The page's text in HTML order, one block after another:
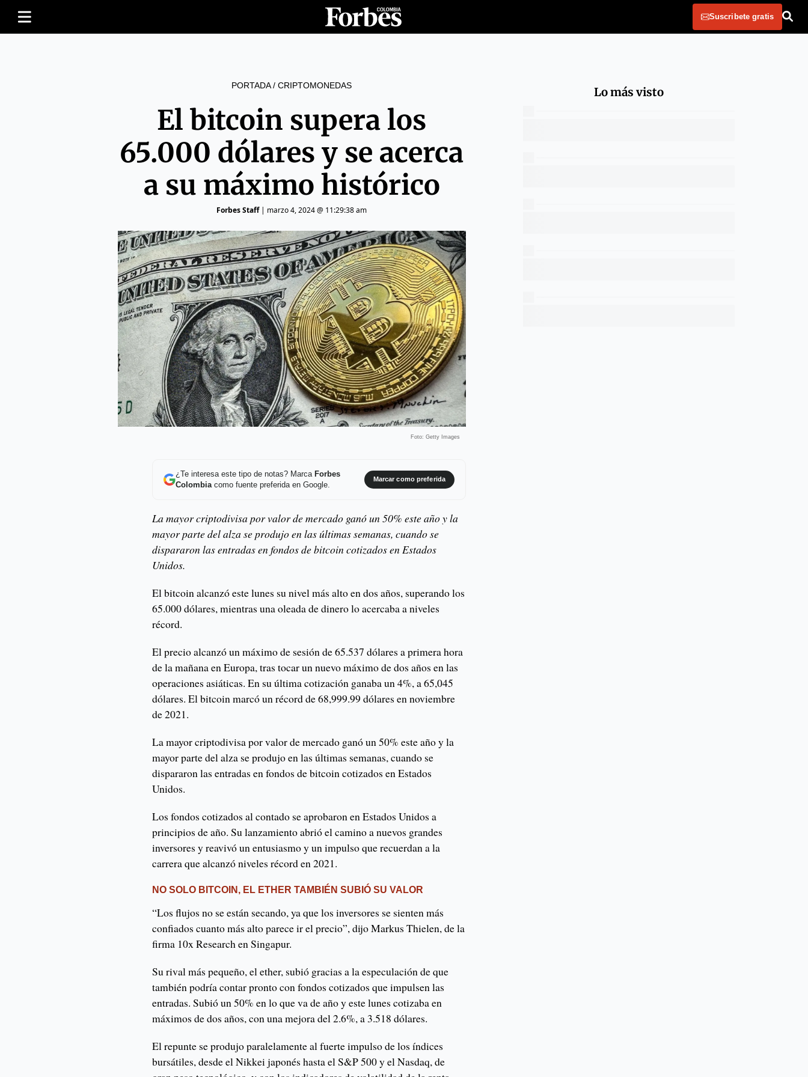
Suscribete gratis
PORTADA/ CRIPTOMONEDAS
El bitcoin supera los
65.000 dólares y se acerca
a su máximo histórico
Forbes Staff| marzo 4, 2024 @ 11:29:38 am
Foto: Getty Images
¿Te interesa este tipo de notas? Marca Forbes
Colombiacomo fuente preferida en Google.
Marcar como preferida
La mayor criptodivisa por valor de mercado ganó un 50% este año y la
mayor parte del alza se produjo en las últimas semanas, cuando se
dispararon las entradas en fondos de bitcoin cotizados en Estados
Unidos.
El bitcoin alcanzó este lunes su nivel más alto en dos años, superando los
65.000 dólares, mientras una oleada de dinero lo acercaba a niveles
récord.
El precio alcanzó un máximo de sesión de 65.537 dólares a primera hora
de la mañana en Europa, tras tocar un nuevo máximo de dos años en las
operaciones asiáticas. En su última cotización ganaba un 4%, a 65,045
dólares. El bitcoin marcó un récord de 68,999.99 dólares en noviembre
de 2021.
La mayor criptodivisa por valor de mercado ganó un 50% este año y la
mayor parte del alza se produjo en las últimas semanas, cuando se
dispararon las entradas en fondos de bitcoin cotizados en Estados
Unidos.
Los fondos cotizados al contado se aprobaron en Estados Unidos a
principios de año. Su lanzamiento abrió el camino a nuevos grandes
inversores y reavivó un entusiasmo y un impulso que recuerdan a la
carrera que alcanzó niveles récord en 2021.
NO SOLO BITCOIN, EL ETHER TAMBIÉN SUBIÓ SU VALOR
“Los flujos no se están secando, ya que los inversores se sienten más
confiados cuanto más alto parece ir el precio”, dijo Markus Thielen, de la
firma 10x Research en Singapur.
Su rival más pequeño, el ether, subió gracias a la especulación de que
también podría contar pronto con fondos cotizados que impulsen las
entradas. Subió un 50% en lo que va de año y este lunes cotizaba en
máximos de dos años, con una mejora del 2.6%, a 3.518 dólares.
El repunte se produjo paralelamente al fuerte impulso de los índices
bursátiles, desde el Nikkei japonés hasta el S&P 500 y el Nasdaq, de
Lo más visto